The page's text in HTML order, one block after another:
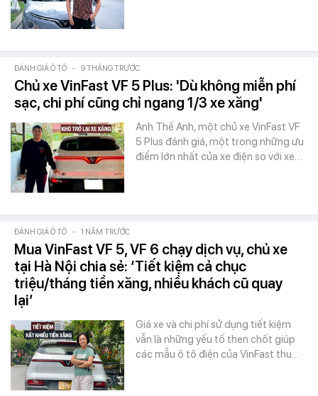
ĐÁNH GIÁ Ô TÔ - 9 THÁNG TRƯỚC
Chủ xe VinFast VF 5 Plus: 'Dù không miễn phí
sạc, chi phí cũng chỉ ngang 1/3 xe xăng'
Anh Thế Anh, một chủ xe VinFast VF
5 Plus đánh giá, một trong những ưu
điểm lớn nhất của xe điện so với xe…
ĐÁNH GIÁ Ô TÔ - 1 NĂM TRƯỚC
Mua VinFast VF 5, VF 6 chạy dịch vụ, chủ xe
tại Hà Nội chia sẻ: ‘Tiết kiệm cả chục
triệu/tháng tiền xăng, nhiều khách cũ quay
lại’
Giá xe và chi phí sử dụng tiết kiệm
vẫn là những yếu tố then chốt giúp
các mẫu ô tô điện của VinFast thu…